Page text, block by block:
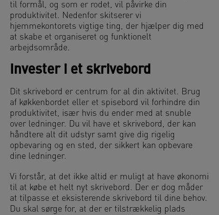
til formål, og som er rodet, vil påvirke din
produktivitet. Nedenfor skitserer vi
hjemmekontorets vigtige ting, der hjælper dig med
at skabe et organiseret og funktionelt
arbejdsområde.
Invester i et skrivebord
Dit skrivebord er centrum for al din aktivitet. Brug
af køkkenbordet eller et spisebord vil forhindre din
produktivitet, især hvis du ender med at snuble
over ledninger. Du vil have et skrivebord, der kan
håndtere alt dit udstyr samt give dig rigelig
opbevaring og en sted, der sikkert kan opbevare
dine ledninger.
Vi forstår, at det ikke altid er muligt at have økonomi
til at købe et helt nyt skrivebord. Der er dog måder
at tilpasse et eksisterende skrivebord til dine behov.
Du skal sørge for, at der er tilstrækkelig plads